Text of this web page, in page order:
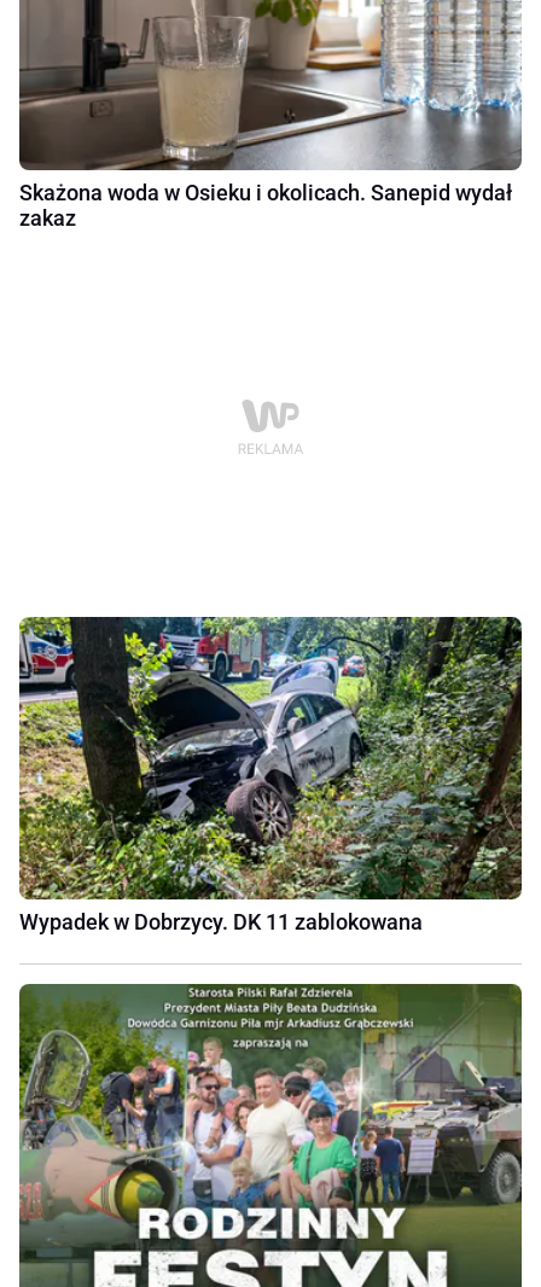
Skażona woda w Osieku i okolicach. Sanepid wydał
zakaz
Wypadek w Dobrzycy. DK 11 zablokowana